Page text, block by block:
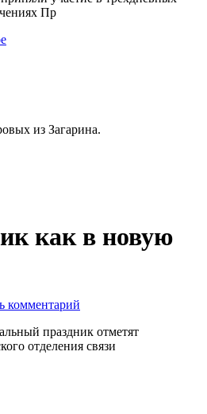
Пр
из Загарина.
как в новую
комментарий
праздник отметят
отделения связи